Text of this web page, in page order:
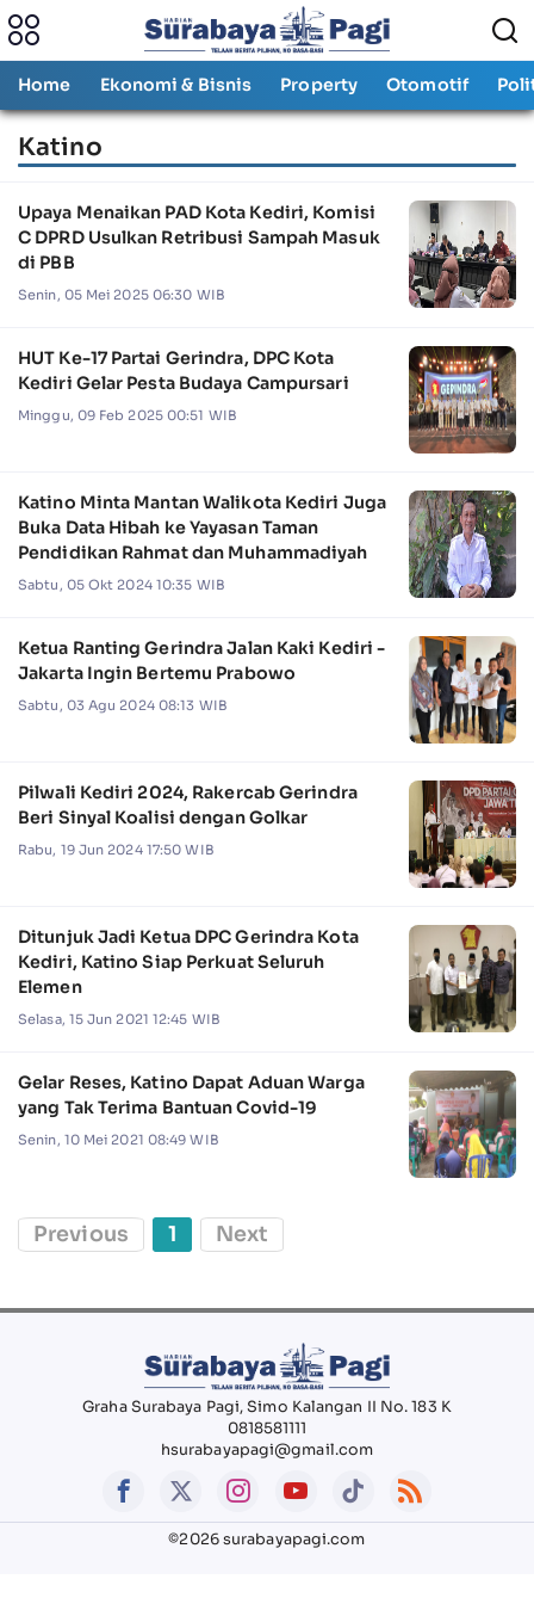
Home Ekonomi & Bisnis Property Otomotif
Katino
Upaya Menaikan PAD Kota Kediri, Komisi
C DPRD Usulkan Retribusi Sampah Masuk
di PBB
Senin, 05 Mei 2025 06:30 WIB
HUT Ke-17 Partai Gerindra, DPC Kota
Kediri Gelar Pesta Budaya Campursari
Minggu, 09 Feb 2025 00:51 WIB
Katino Minta Mantan Walikota Kediri Juga
Buka Data Hibah ke Yayasan Taman
Pendidikan Rahmat dan Muhammadiyah
Sabtu, 05 Okt 2024 10:35 WIB
Ketua Ranting Gerindra Jalan Kaki Kediri -
Jakarta Ingin Bertemu Prabowo
Sabtu, 03 Agu 2024 08:13 WIB
Pilwali Kediri 2024, Rakercab Gerindra
Beri Sinyal Koalisi dengan Golkar
Rabu, 19 Jun 2024 17:50 WIB
Ditunjuk Jadi Ketua DPC Gerindra Kota
Kediri, Katino Siap Perkuat Seluruh
Elemen
Selasa, 15 Jun 2021 12:45 WIB
Gelar Reses, Katino Dapat Aduan Warga
yang Tak Terima Bantuan Covid-19
Senin, 10 Mei 2021 08:49 WIB
Previous 1 Next
Graha Surabaya Pagi, Simo Kalangan II No. 183 K
0818581111
hsurabayapagi@gmail.com
©2026 surabayapagi.com